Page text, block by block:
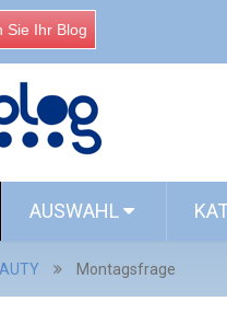
Sie Ihr Blog
AUSWAHL
Montagsfrage